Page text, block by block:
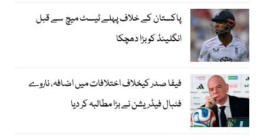
پاکستان کے خلاف پہلے ٹیسٹ میچ سے قبل
انگلینڈ کو بڑا دھچکا
فیفا صدر کیخلاف اختلافات میں اضافہ، ناروے
فٹبال فیڈریشن نے بڑا مطالبہ کر دیا